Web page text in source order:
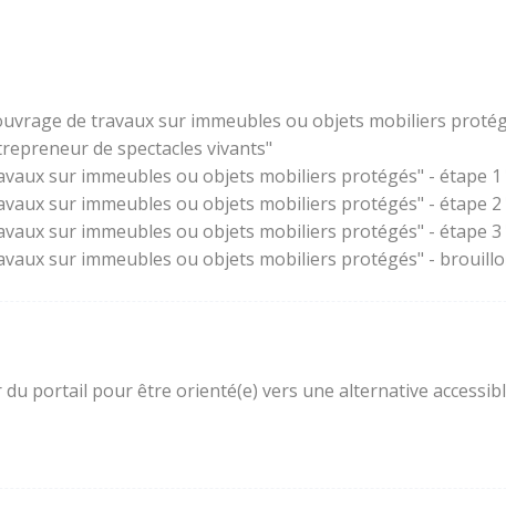
de travaux sur immeubles ou objets mobiliers
de spectacles vivants"
sur immeubles ou objets mobiliers protégés" - étape
sur immeubles ou objets mobiliers protégés" - étape
sur immeubles ou objets mobiliers protégés" - étape
sur immeubles ou objets mobiliers protégés" -
du portail pour être orienté(e) vers une alternative